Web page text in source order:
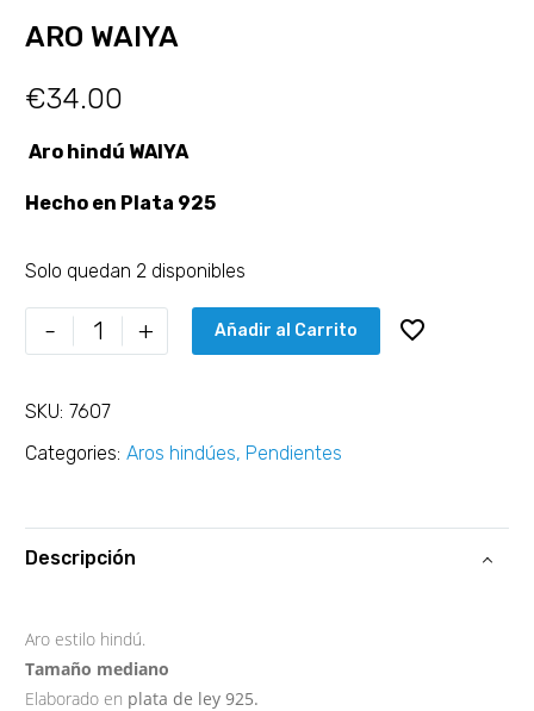
ARO WAIYA
€34.00
Aro hindú WAIYA
Hecho en Plata 925
Solo quedan 2 disponibles
- + Añadir al Carrito
SKU: 7607
Categories: Aros hindúes, Pendientes
Descripción
Aro estilo hindú.
Tamaño mediano
Elaborado en plata de ley 925.